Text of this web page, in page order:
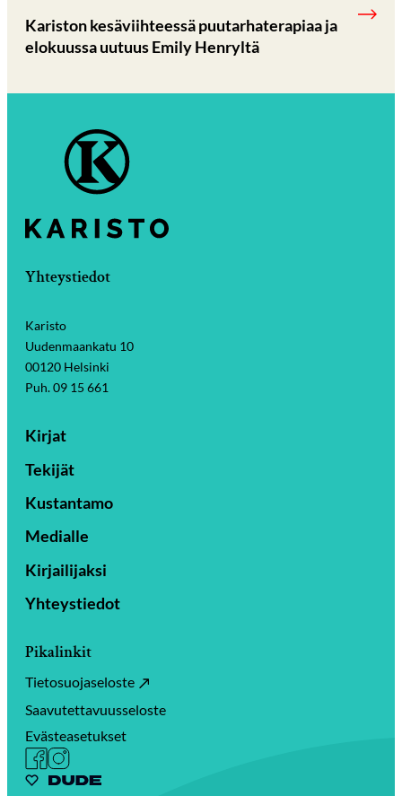
Kariston kesäviihteessä puutarhaterapiaa ja
elokuussa uutuus Emily Henryltä
Yhteystiedot
Karisto
Uudenmaankatu 10
00120 Helsinki
Puh. 09 15 661
Kirjat
Tekijät
Kustantamo
Medialle
Kirjailijaksi
Yhteystiedot
Pikalinkit
Tietosuojaseloste
Saavutettavuusseloste
Evästeasetukset
Facebook
Instagram